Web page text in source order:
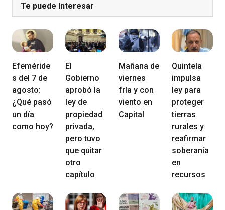
Te puede Interesar
Efeméride
s del 7 de
agosto:
¿Qué pasó
un día
como hoy?
El
Gobierno
aprobó la
ley de
propiedad
privada,
pero tuvo
que quitar
otro
capítulo
Mañana de
viernes
fría y con
viento en
Capital
Quintela
impulsa
ley para
proteger
tierras
rurales y
reafirmar
soberanía
en
recursos